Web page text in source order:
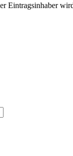
Eintragsinhaber